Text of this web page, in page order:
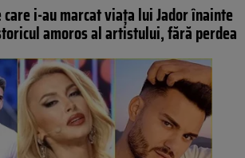
i-au marcat viața lui Jador înainte
amoros al artistului, fără perdea